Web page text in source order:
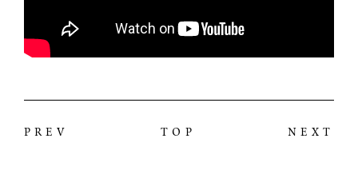
PREV TOP NEXT